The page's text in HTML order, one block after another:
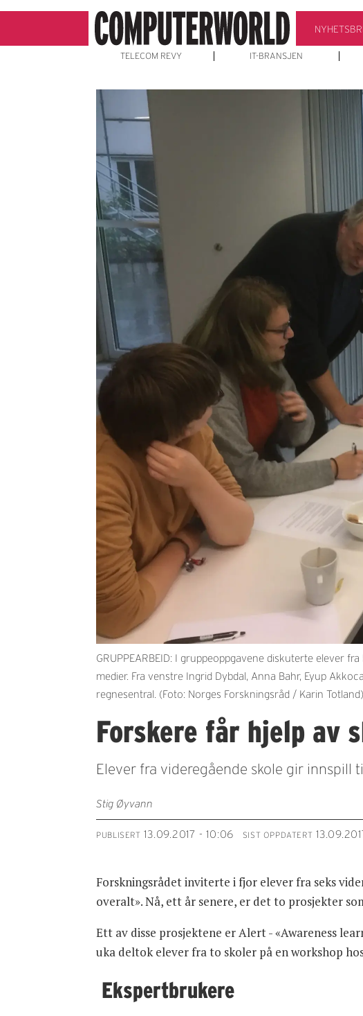
TELECOM REVY IT-BRANSJEN
GRUPPEARBEID: I gruppeoppgavene diskuterte elever
medier. Fra venstre Ingrid Dybdal, Anna Bahr, Eyup
regnesentral. (Foto: Norges Forskningsråd / Karin Totland)
Forskere får hjelp av
Elever fra videregående skole gir
Stig Øyvann
PUBLISERT 13.09.2017 - 10:06 SIST OPPDATERT
Forskningsrådet inviterte i fjor elever fra seks
overalt». Nå, ett år senere, er det to prosjekter
Ett av disse prosjektene er Alert - «Awareness
uka deltok elever fra to skoler på en workshop
Ekspertbrukere